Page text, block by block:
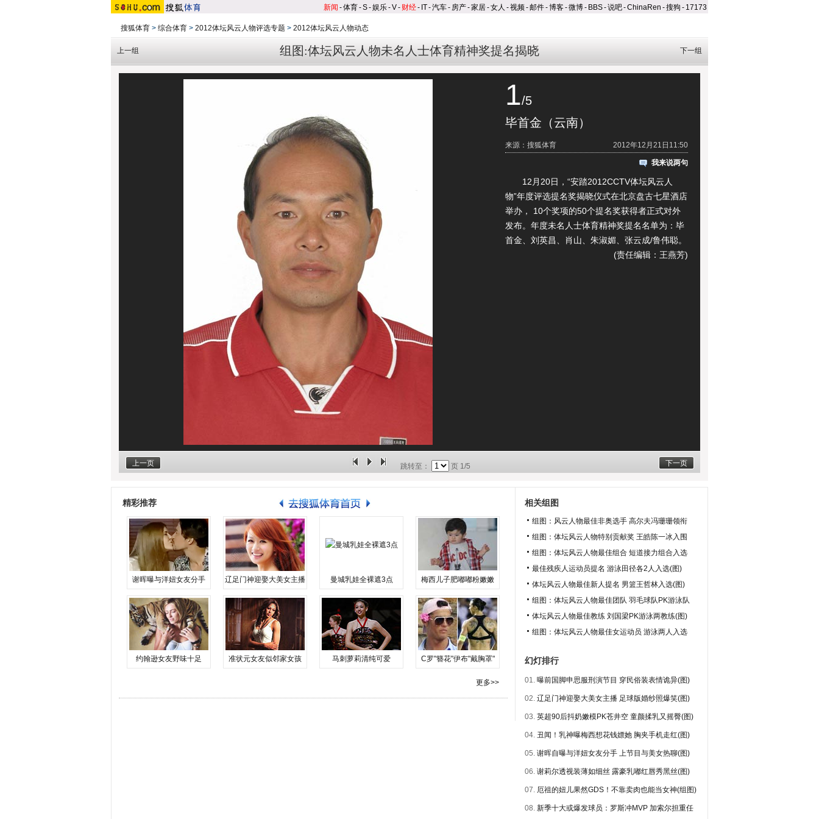
新闻 -体育-S-娱乐-V- 财经- IT-汽车- 房产-家居-女人 -视频-邮件-博客-微博- BBS-说吧-ChinaRen -搜狗 - 17173
搜狐体育 > 综合体育 > 2012体坛风云人物评选专题 > 2012体坛风云人物动态
组图:体坛风云人物未名人士体育精神奖提名揭晓
上一组 下一组
1/5
毕首金（云南）
2012年12月21日11:50
来源：搜狐体育
我来说两句
12月20日，“安踏2012CCTV体坛风云人
物”年度评选提名奖揭晓仪式在北京盘古七星酒店
举办， 10个奖项的50个提名奖获得者正式对外
发布。年度未名人士体育精神奖提名名单为：毕
首金、刘英昌、肖山、朱淑媚、张云成/鲁伟聪。
(责任编辑：王燕芳)
上一页 下一页
跳转至： 页 1/5
精彩推荐
谢晖曝与洋妞女友分手 辽足门神迎娶大美女主播 曼城乳娃全裸遮3点 梅西儿子肥嘟嘟粉嫩嫩
约翰逊女友野味十足 准状元女友似邻家女孩 马刺萝莉清纯可爱 C罗"簪花"伊布"戴胸罩"
更多>>
相关组图
组图：风云人物最佳非奥选手 高尔夫冯珊珊领衔
组图：体坛风云人物特别贡献奖 王皓陈一冰入围
组图：体坛风云人物最佳组合 短道接力组合入选
最佳残疾人运动员提名 游泳田径各2人入选(图)
体坛风云人物最佳新人提名 男篮王哲林入选(图)
组图：体坛风云人物最佳团队 羽毛球队PK游泳队
体坛风云人物最佳教练 刘国梁PK游泳两教练(图)
组图：体坛风云人物最佳女运动员 游泳两人入选
幻灯排行
01. 曝前国脚申思服刑演节目 穿民俗装表情诡异(图)
02. 辽足门神迎娶大美女主播 足球版婚纱照爆笑(图)
03. 英超90后抖奶嫩模PK苍井空 童颜揉乳又摇臀(图)
04. 丑闻！乳神曝梅西想花钱嫖她 胸夹手机走红(图)
05. 谢晖自曝与洋妞女友分手 上节目与美女热聊(图)
06. 谢莉尔透视装薄如细丝 露豪乳嘟红唇秀黑丝(图)
07. 厄祖的妞儿果然GDS！不靠卖肉也能当女神(组图)
08. 新季十大或爆发球员：罗斯冲MVP 加索尔担重任